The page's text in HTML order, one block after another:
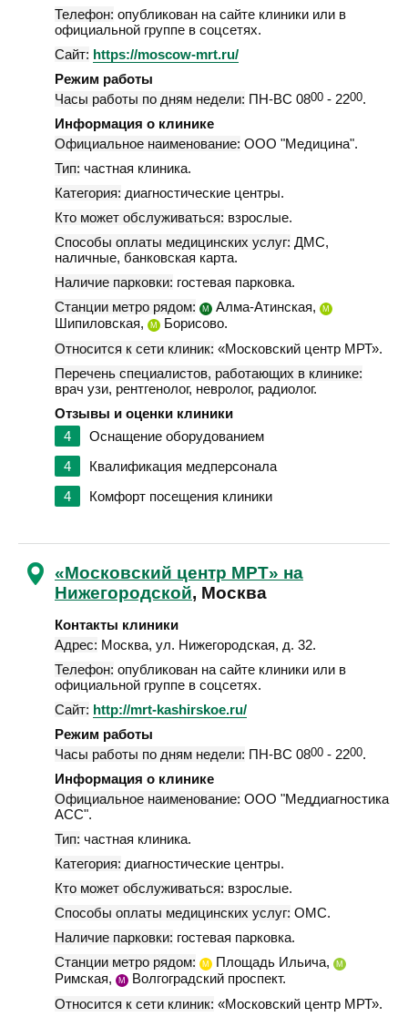
Телефон: опубликован на сайте клиники или в
официальной группе в соцсетях.
Сайт: https://moscow-mrt.ru/
Режим работы
Часы работы по дням недели: ПН-ВС 0800 - 2200.
Информация о клинике
Официальное наименование: ООО "Медицина".
Тип: частная клиника.
Категория: диагностические центры.
Кто может обслуживаться: взрослые.
Способы оплаты медицинских услуг: ДМС,
наличные, банковская карта.
Наличие парковки: гостевая парковка.
Станции метро рядом:
М Алма-Атинская, М
Шипиловская, М
Борисово.
Относится к сети клиник: «Московский центр МРТ».
Перечень специалистов, работающих в клинике:
врач узи, рентгенолог, невролог, радиолог.
Отзывы и оценки клиники
4
Оснащение оборудованием
4
Квалификация медперсонала
4
Комфорт посещения клиники
«Московский центр МРТ» на
Нижегородской, Москва
Контакты клиники
Адрес: Москва, ул. Нижегородская, д. 32.
Телефон: опубликован на сайте клиники или в
официальной группе в соцсетях.
Сайт: http://mrt-kashirskoe.ru/
Режим работы
Часы работы по дням недели: ПН-ВС 0800 - 2200.
Информация о клинике
Официальное наименование: ООО "Меддиагностика
АСС".
Тип: частная клиника.
Категория: диагностические центры.
Кто может обслуживаться: взрослые.
Способы оплаты медицинских услуг: ОМС.
Наличие парковки: гостевая парковка.
Станции метро рядом:
М Площадь Ильича, М
Римская, М
Волгоградский проспект.
Относится к сети клиник: «Московский центр МРТ».